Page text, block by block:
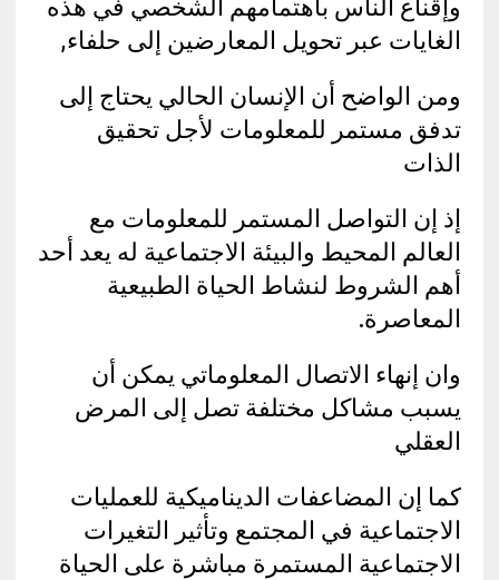
وإقناع الناس باهتمامهم الشخصي في هذه
الغايات عبر تحويل المعارضين إلى حلفاء,
ومن الواضح أن الإنسان الحالي يحتاج إلى
تدفق مستمر للمعلومات لأجل تحقيق
الذات
إذ إن التواصل المستمر للمعلومات مع
العالم المحيط والبيئة الاجتماعية له يعد أحد
أهم الشروط لنشاط الحياة الطبيعية
المعاصرة.
وان إنهاء الاتصال المعلوماتي يمكن أن
يسبب مشاكل مختلفة تصل إلى المرض
العقلي
كما إن المضاعفات الديناميكية للعمليات
الاجتماعية في المجتمع وتأثير التغيرات
الاجتماعية المستمرة مباشرة على الحياة